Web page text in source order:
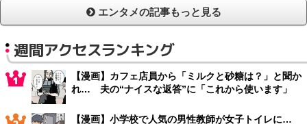
エンタメの記事もっと見る
週間アクセスランキング
【漫画】カフェ店員から「ミルクと砂糖は？」と聞か
れ… 夫の“ナイスな返答”に「これから使います」
【漫画】小学校で人気の男性教師が女子トイレに…